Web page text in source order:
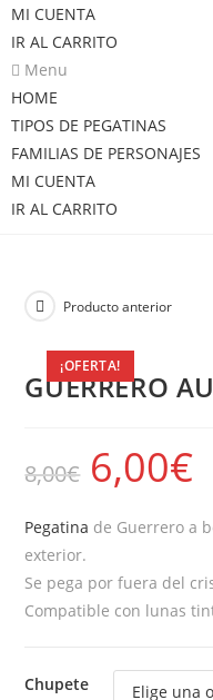
MI CUENTA
IR AL CARRITO
Menu
HOME
TIPOS DE PEGATINAS
FAMILIAS DE PERSONAJES
MI CUENTA
IR AL CARRITO
¡OFERTA!
Producto anterior
GUERRERO
8,00€ 6,00€
Pegatina de Guerrero a
exterior.
Se pega por fuera del
Compatible con lunas
Chupete